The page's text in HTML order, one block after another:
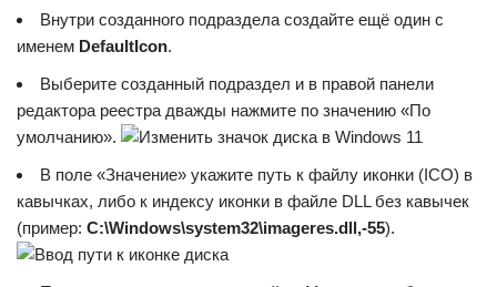
Внутри созданного подраздела создайте ещё один с
именем DefaultIcon.
Выберите созданный подраздел и в правой панели
редактора реестра дважды нажмите по значению «По
умолчанию».
В поле «Значение» укажите путь к файлу иконки (ICO) в
кавычках, либо к индексу иконки в файле DLL без кавычек
(пример: C:\Windows\system32\imageres.dll,-55).